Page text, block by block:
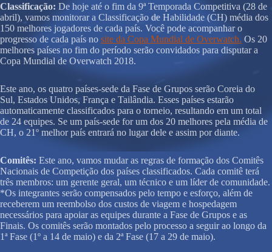
Classificação: De hoje até o fim da 9ª Temporada Competitiva (28 de
abril), vamos monitorar a Classificação de Habilidade (CH) média dos
150 melhores jogadores de cada país. Você pode acompanhar o
progresso de cada país no site da Copa Mundial de Overwatch. Os 20
melhores países no fim do período serão convidados para disputar a
Copa Mundial de Overwatch 2018.
Este ano, os quatro países-sede da Fase de Grupos serão Coreia do
Sul, Estados Unidos, França e Tailândia. Esses países estarão
automaticamente classificados para o torneio, resultando em um total
de 24 equipes. Se um país-sede for um dos 20 melhores pela média de
CH, o 21º melhor país entrará no lugar dele e assim por diante.
Comitês: Este ano, vamos mudar as regras de formação dos Comitês
Nacionais de Competição dos países classificados. Cada comitê terá
três membros: um gerente geral, um técnico e um líder de comunidade.
*Os integrantes serão compensados pelo tempo e esforço, além de
receberem um reembolso dos custos de viagem e hospedagem
necessários para apoiar as equipes durante a Fase de Grupos e as
Finais. Os comitês serão montados pelo processo a seguir ao longo da
1ª Fase (1º a 14 de maio) e da 2ª Fase (17 a 29 de maio).